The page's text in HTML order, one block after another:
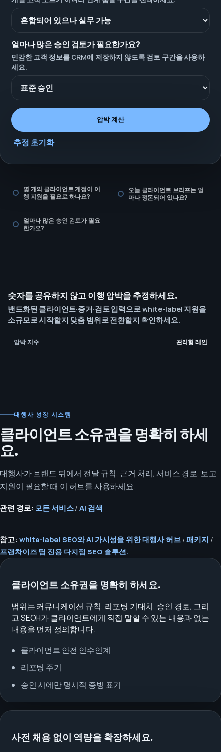
얼마나 많은 승인 검토가 필요한가요?
민감한 고객 정보를 CRM에 저장하지 않도록 검토 구간을 사용하
세요.
압박 계산
추정 초기화
몇 개의 클라이언트 계정이 이
행 지원을 필요로 하나요?
오늘 클라이언트 브리프는 얼
마나 정돈되어 있나요?
얼마나 많은 승인 검토가 필요
한가요?
숫자를 공유하지 않고 이행 압박을 추정하세요.
밴드화된 클라이언트·증거·검토 입력으로 white-label 지원을
소규모로 시작할지 맞춤 범위로 전환할지 확인하세요.
압박 지수 관리형 레인
대행사 성장 시스템
클라이언트 소유권을 명확히 하세
요.
대행사가 브랜드 뒤에서 전달 규칙, 근거 처리, 서비스 경로, 보고
지원이 필요할 때 이 허브를 사용하세요.
관련 경로: 모든 서비스 / AI 검색
참고: white-label SEO와 AI 가시성을 위한 대행사 허브 / 패키지 /
프랜차이즈 팀 전용 다지점 SEO 솔루션.
클라이언트 소유권을 명확히 하세요.
범위는 커뮤니케이션 규칙, 리포팅 기대치, 승인 경로, 그리
고 SEOH가 클라이언트에게 직접 말할 수 있는 내용과 없는
내용을 먼저 정의합니다.
클라이언트 안전 인수인계
리포팅 주기
승인 시에만 명시적 증빙 표기
사전 채용 없이 역량을 확장하세요.